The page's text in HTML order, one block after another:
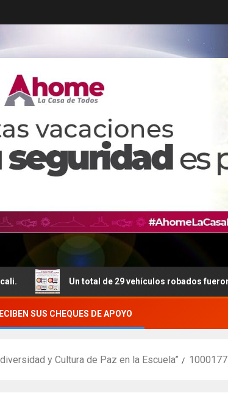
Un total de 29 vehículos robados fueron
SUS CHEQUES DE APOYO
y Cultura de Paz en la Escuela”